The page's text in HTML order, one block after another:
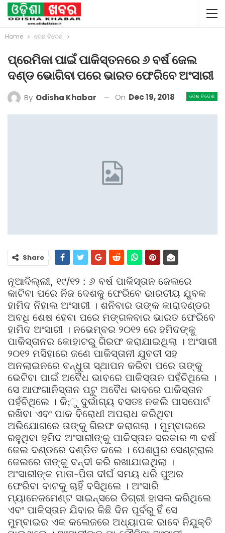
Home ଦେଶ ବିଦେଶ
ପ୍ରେମିକା ପାଇଁ ପାକିସ୍ତନରେ ୬ ବର୍ଷ ଜେଲ
ଦଣ୍ଡ ଭୋଗିବା ପରେ ଭାରତ ଫେରିବେ ଅଂସାରୀ
ଦେଶ ବିଦେଶ
By Odisha Khabar On Dec 19, 2018
Share
ନୂଆଦିଲ୍ଲୀ, ୧୯/୧୨ : ୬ ବର୍ଷ ପାକିସ୍ତାନ ଜେଲରେ
କାଟିବା ପରେ ନିଜ ଦେଶକୁ ଫେରିବେ ଭାରତୀୟ ଯୁବକ
ହାମିଦ ନିହାଲ ଅଂସାରୀ । ଶନିବାର ତାଙ୍କ କାରାଦଣ୍ଡର
ଅବଧି ଶେଷ ହେବା ପରେ ମଙ୍ଗଳବାର ଭାରତ ଫେରିବେ
ହାମିଦ ଅଂସାରୀ । ନଭେମ୍ବର ୨୦୧୨ ରେ ହମିଦଙ୍କୁ
ପାକିସ୍ତାନର କୋହାଟରୁ ଗିରଫ କରାଯାଇଥିଲା । ଅଂସାରୀ
୨୦୧୨ ମସିହାରେ ଜଣେ ପାକିସ୍ତାନୀ ଯୁବତୀ ସହ
ଅନଲାଇନରେ ବନ୍ଧୁତା ସ୍ଥାପନ କରିବା ପରେ ତାଙ୍କୁ
ଭେଟିବା ପାଇଁ ଅବୈଧ ଭାବରେ ପାକିସ୍ତାନ ପହଁଚିଥିଲେ ।
ସେ ଆଫଗାନିସ୍ତାନ ପଟୁ ଅବୈଧ ଭାବରେ ପାକିସ୍ତାନ
ପହଁଚିଥିଲେ । କି;ୁ ଦୁର୍ଭାଗ୍ୟ ବସତଃ ନକଲି ପାସପୋର୍ଟ
ରଖିବା ଏବଂ ପାକ ବିରୋଧୀ ଅପରାଧ କରିଥିବା
ଅଭିଯୋଗରେ ତାଙ୍କୁ ଗିରଫ କରାଗଲା । ମୁମ୍ବାଇରେ
ରହୁଥିବା ହମିଦ ଅଂସାରୀଙ୍କୁ ପାକିସ୍ତାନ ସରକାର ୩ ବର୍ଷ
ଜେଲ ଦଣ୍ଡରେ ଦଣ୍ଡିତ କଲେ । ପେଶୱର ସେଣ୍ଟ୍ରାଲ
ଜେଲରେ ତାଙ୍କୁ ବନ୍ଦୀ କରି ରଖାଯାଇଥିଲା ।
ଅଂସାରୀଙ୍କ ମାତା-ପିତା ଦୀର୍ଘ ସମୟ ଧରି ପୁଅର
ଫେରିବା ବାଟକୁ ଚାହିଁ ବସିଥିଲେ । ଅଂସାରି
ମ୍ୟାନେଜମେଣ୍ଟ ସାଇନ୍ସରେ ଡିଗ୍ରୀ ହାସଲ କରିଥିଲେ
ଏବଂ ପାକିସ୍ତାନ ଯିବାର କିଛି ଦିନ ପୂର୍ବରୁ ହିଁ ସେ
ମୁମ୍ବାଇର ଏକ କଲେଜରେ ଅଧ୍ୟାପକ ଭାବେ ନିଯୁକ୍ତି